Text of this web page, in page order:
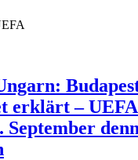
erklärt –
September